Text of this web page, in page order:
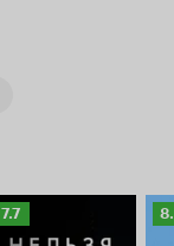
Рейтинг
Кинопоиска
7.7